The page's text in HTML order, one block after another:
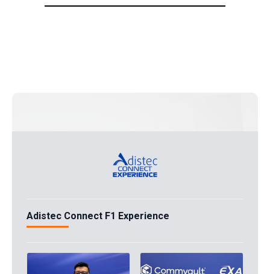
Adistec Connect F1 Experience